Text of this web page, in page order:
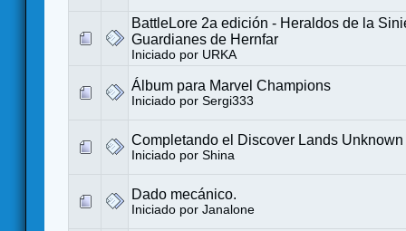
BattleLore 2a edición - Heraldos de la
Guardianes de Hernfar
Iniciado por URKA
Álbum para Marvel Champions
Iniciado por Sergi333
Completando el Discover Lands Unknown
Iniciado por Shina
Dado mecánico.
Iniciado por Janalone